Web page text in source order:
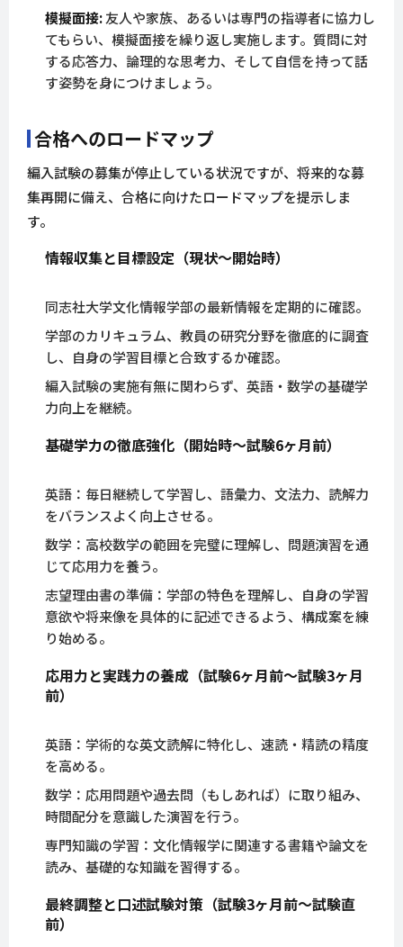
模擬面接:友人や家族、あるいは専門の指導者に協力し
てもらい、模擬面接を繰り返し実施します。質問に対
する応答力、論理的な思考力、そして自信を持って話
す姿勢を身につけましょう。
合格へのロードマップ
編入試験の募集が停止している状況ですが、将来的な募
集再開に備え、合格に向けたロードマップを提示しま
す。
情報収集と目標設定（現状〜開始時）
同志社大学文化情報学部の最新情報を定期的に確認。
学部のカリキュラム、教員の研究分野を徹底的に調査
し、自身の学習目標と合致するか確認。
編入試験の実施有無に関わらず、英語・数学の基礎学
力向上を継続。
基礎学力の徹底強化（開始時〜試験6ヶ月前）
英語：毎日継続して学習し、語彙力、文法力、読解力
をバランスよく向上させる。
数学：高校数学の範囲を完璧に理解し、問題演習を通
じて応用力を養う。
志望理由書の準備：学部の特色を理解し、自身の学習
意欲や将来像を具体的に記述できるよう、構成案を練
り始める。
応用力と実践力の養成（試験6ヶ月前〜試験3ヶ月
前）
英語：学術的な英文読解に特化し、速読・精読の精度
を高める。
数学：応用問題や過去問（もしあれば）に取り組み、
時間配分を意識した演習を行う。
専門知識の学習：文化情報学に関連する書籍や論文を
読み、基礎的な知識を習得する。
最終調整と口述試験対策（試験3ヶ月前〜試験直
前）